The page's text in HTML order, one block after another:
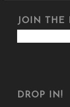
JOIN THE
DROP IN!